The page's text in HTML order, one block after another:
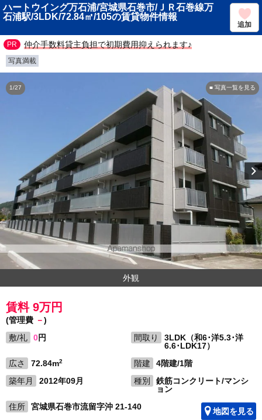
ハートウイング万石浦/宮城県石巻市/ＪＲ石巻線万
石浦駅/3LDK/72.84㎡/105の賃貸物件情報
追加
仲介手数料貸主負担で初期費用抑えられます♪
写真満載
■ 写真一覧を見る
1/27
外観
賃料 9万円
(管理費 －)
敷/礼
0円 間取り
3LDK（和6･洋5.3･洋
6.6･LDK17）
広さ
72.84m2 階建
4階建/1階
築年月
2012年09月 種別
鉄筋コンクリート/マンシ
ョン
住所
宮城県石巻市流留字沖 21-140 地図を見る